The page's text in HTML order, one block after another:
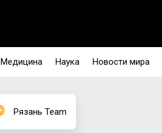
Медицина Наука Новости мира
Рязань Team